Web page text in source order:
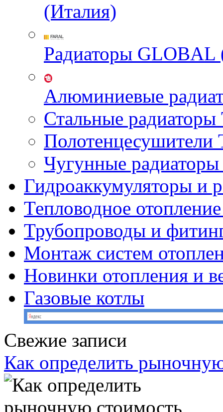
(Италия)
Радиаторы GLOBAL
Алюминиевые
Стальные
Чугунные
Гидроаккумуляторы и
Тепловодное
Трубопроводы и
Монтаж систем
Новинки отопления и
Газовые котлы
Свежие записи
Как определить